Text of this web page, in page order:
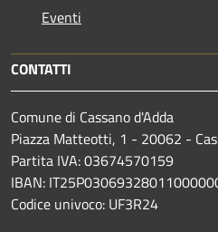
Eventi
CONTATTI
Comune di Cassano d'Adda
Piazza Matteotti, 1 - 20062 -
Partita IVA: 03674570159
IBAN:
Codice univoco: UF3R24